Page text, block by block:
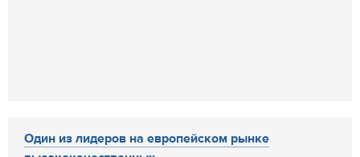
Один из лидеров на европейском рынке